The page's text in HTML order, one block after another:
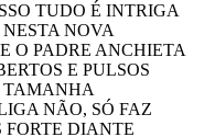
TUDO É INTRIGA
NOVA
O PADRE ANCHIETA
E PULSOS
TAMANHA
NÃO, SÓ FAZ
FORTE DIANTE